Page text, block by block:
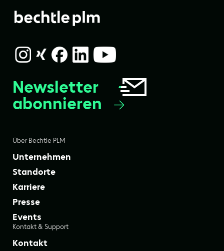
Über Bechtle PLM
Unternehmen
Standorte
Karriere
Presse
Events
Kontakt & Support
Kontakt
Newsletter
abonnieren